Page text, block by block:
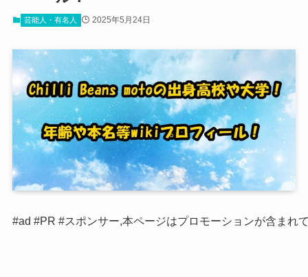
芸能人・有名人 2025年5月24日
#ad #PR #スポンサー,本ページはプロモーションが含まれ